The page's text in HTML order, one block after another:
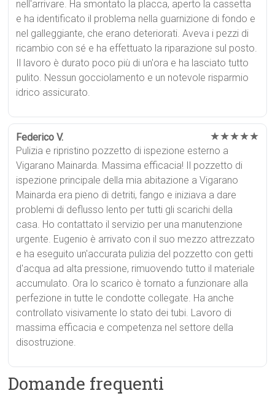
nell'arrivare. Ha smontato la placca, aperto la cassetta
e ha identificato il problema nella guarnizione di fondo e
nel galleggiante, che erano deteriorati. Aveva i pezzi di
ricambio con sé e ha effettuato la riparazione sul posto.
Il lavoro è durato poco più di un'ora e ha lasciato tutto
pulito. Nessun gocciolamento e un notevole risparmio
idrico assicurato.
Federico V. ★★★★★
Pulizia e ripristino pozzetto di ispezione esterno a
Vigarano Mainarda. Massima efficacia! Il pozzetto di
ispezione principale della mia abitazione a Vigarano
Mainarda era pieno di detriti, fango e iniziava a dare
problemi di deflusso lento per tutti gli scarichi della
casa. Ho contattato il servizio per una manutenzione
urgente. Eugenio è arrivato con il suo mezzo attrezzato
e ha eseguito un'accurata pulizia del pozzetto con getti
d'acqua ad alta pressione, rimuovendo tutto il materiale
accumulato. Ora lo scarico è tornato a funzionare alla
perfezione in tutte le condotte collegate. Ha anche
controllato visivamente lo stato dei tubi. Lavoro di
massima efficacia e competenza nel settore della
disostruzione.
Domande frequenti